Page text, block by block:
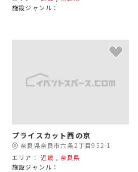
施設ジャンル：
プライスカット西の京
奈良県奈良市六条2丁目952-1
エリア： 近畿
奈良県
施設ジャンル：